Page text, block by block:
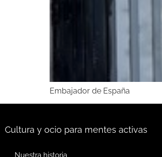
Embajador de España
Cultura y ocio para mentes activas
Nuestra historia